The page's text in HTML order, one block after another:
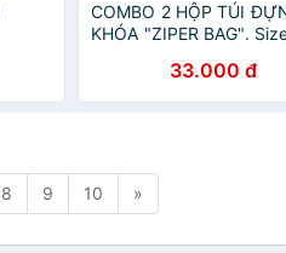
COMBO 2 HỘP TÚI
KHÓA "ZIPER BAG".
(KT 17x19cm x 30 tui)
zip)
33.000 đ
8 9 10 »